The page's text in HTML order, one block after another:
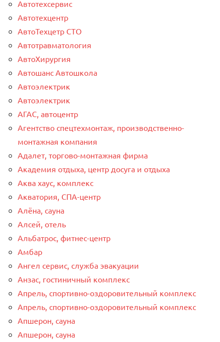
Автотехсервис
Автотехцентр
АвтоТехцетр СТО
Автотравматология
АвтоХирургия
Автошанс Автошкола
Автоэлектрик
Автоэлектрик
АГАС, автоцентр
Агентство спецтехмонтаж, производственно-
монтажная компания
Адалет, торгово-монтажная фирма
Академия отдыха, центр досуга и отдыха
Аква хаус, комплекс
Акватория, СПА-центр
Алёна, сауна
Алсей, отель
Альбатрос, фитнес-центр
Амбар
Ангел сервис, служба эвакуации
Анзас, гостиничный комплекс
Апрель, спортивно-оздоровительный комплекс
Апрель, спортивно-оздоровительный комплекс
Апшерон, сауна
Апшерон, сауна